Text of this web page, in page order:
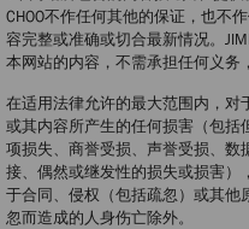
CHOO不作任何其他的保证，也不
容完整或准确或切合最新情况。
本网站的内容，不需承担任何义务
在适用法律允许的最大范围内，
或其内容所产生的任何损害（包
项损失、商誉受损、声誉受损、数
接、偶然或继发性的损失或损害）
于合同、侵权（包括疏忽）或其他
忽而造成的人身伤亡除外。